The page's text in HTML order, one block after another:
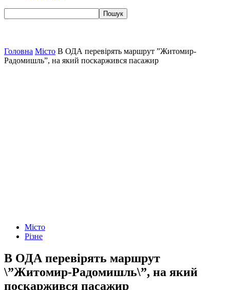
Головна Місто В ОДА перевірять маршрут ”Житомир-
Радомишль”, на який поскаржився пасажир
Місто
Різне
В ОДА перевірять маршрут
\”Житомир-Радомишль\”, на який
поскаржився пасажир